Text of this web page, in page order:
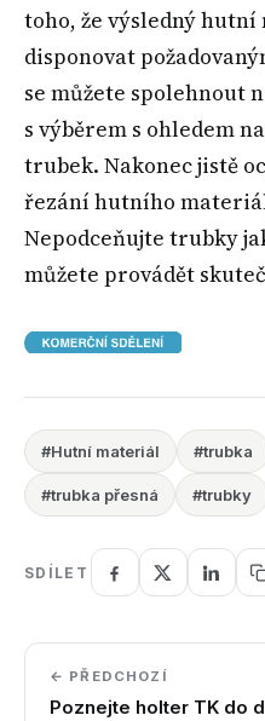
toho, že výsledný
disponovat
se můžete spolehnout
s výběrem s ohledem
trubek. Nakonec jistě
řezání hutního
Nepodceňujte trubky
můžete provádět
#Hutní materiál #trubka
#trubka přesná #trubky
SDÍLET
← PŘEDCHOZÍ
Poznejte holter TK do